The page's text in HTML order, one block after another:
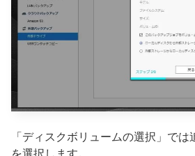
「ディスクボリュームの選択」で